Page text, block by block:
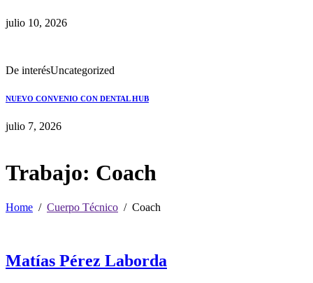
julio 10, 2026
De interésUncategorized
NUEVO CONVENIO CON DENTAL HUB
julio 7, 2026
Trabajo: Coach
Home Cuerpo Técnico Coach
Matías Pérez Laborda